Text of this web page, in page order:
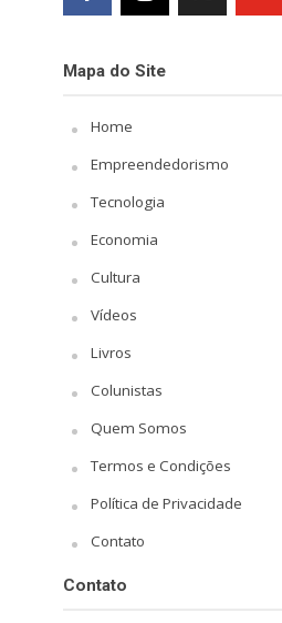
Mapa do Site
Home
Empreendedorismo
Tecnologia
Economia
Cultura
Vídeos
Livros
Colunistas
Quem Somos
Termos e Condições
Política de Privacidade
Contato
Contato